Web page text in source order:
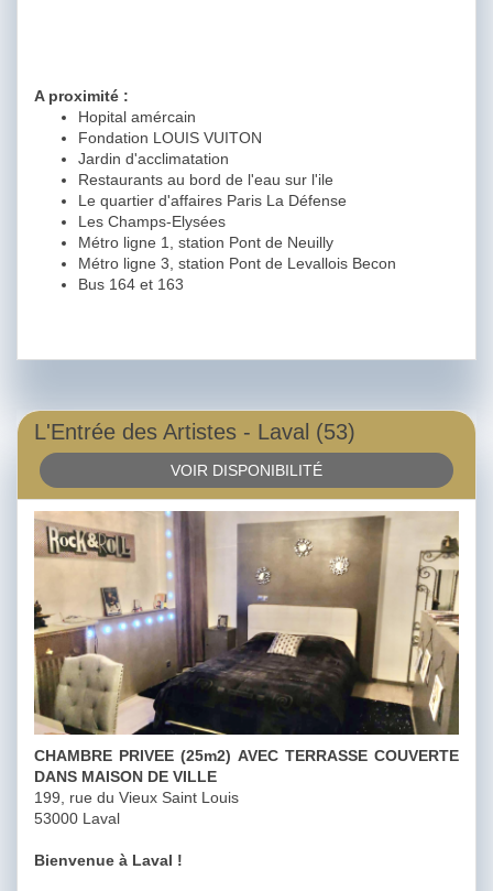
A proximité :
Hopital amércain
Fondation LOUIS VUITON
Jardin d'acclimatation
Restaurants au bord de l'eau sur l'ile
Le quartier d'affaires Paris La Défense
Les Champs-Elysées
Métro ligne 1, station Pont de Neuilly
Métro ligne 3, station Pont de Levallois Becon
Bus 164 et 163
L'Entrée des Artistes - Laval (53)
VOIR DISPONIBILITÉ
CHAMBRE PRIVEE (25m2) AVEC TERRASSE COUVERTE
DANS MAISON DE VILLE
199, rue du Vieux Saint Louis
53000 Laval
Bienvenue à Laval !